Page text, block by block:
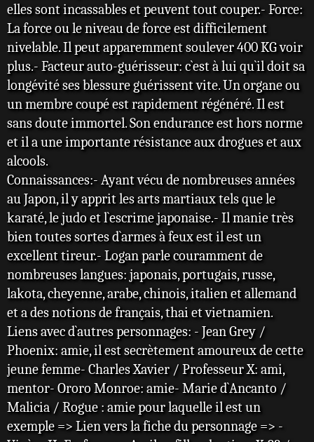
elles sont incassables et peuvent tout couper.- Force:
La force ou le niveau de force est difficilement
nivelable. Il peut apparemment soulever 400 KG voir
plus.- Facteur auto-guérisseur: c`est à lui qu`il doit sa
longévité ses blessure guérissent vite. Un organe ou
un membre coupé est rapidement régénéré. Il est
sans doute immortel. Son endurance est hors norme
et il a une importante résistance aux drogues et aux
alcools.
Connaissances:- Ayant vécu de nombreuses années
au Japon, il y apprit les arts martiaux tels que le
karaté, le judo et l`escrime japonaise.- Il manie très
bien toutes sortes d`armes à feux est il est un
excellent tireur.- Logan parle couramment de
nombreuses langues: japonais, portugais, russe,
lakota, cheyenne, arabe, chinois, italien et allemand
et a des notions de français, thai et vietnamien.
Liens avec d`autres personnages: - Jean Grey /
Phoenix: amie, il est secrètement amoureux de cette
jeune femme- Charles Xavier / Professeur X: ami,
mentor- Ororo Monroe: amie- Marie d`Ancanto /
Malicia / Rogue : amie pour laquelle il est un
exemple => Lien vers la fiche du personnage => -